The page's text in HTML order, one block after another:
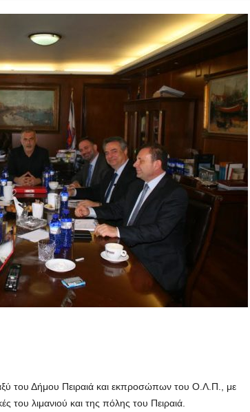
του Δήμου Πειραιά και εκπροσώπων του Ο.Λ.Π., με
του λιμανιού και της πόλης του Πειραιά.